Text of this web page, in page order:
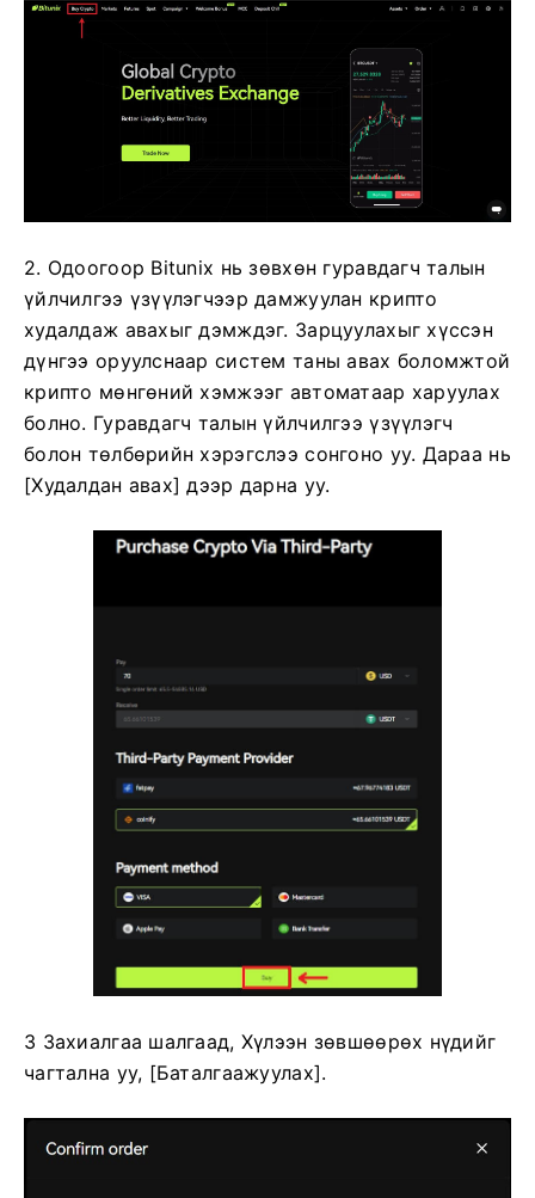
2. Одоогоор Bitunix нь зөвхөн гуравдагч талын
үйлчилгээ үзүүлэгчээр дамжуулан крипто
худалдаж авахыг дэмждэг. Зарцуулахыг хүссэн
дүнгээ оруулснаар систем таны авах боломжтой
крипто мөнгөний хэмжээг автоматаар харуулах
болно. Гуравдагч талын үйлчилгээ үзүүлэгч
болон төлбөрийн хэрэгслээ сонгоно уу. Дараа нь
[Худалдан авах] дээр дарна уу.
3 Захиалгаа шалгаад, Хүлээн зөвшөөрөх нүдийг
чагтална уу, [Баталгаажуулах].